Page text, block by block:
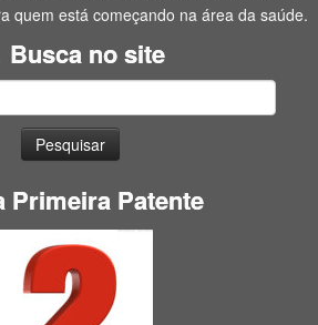
quem está começando na área da saúde.
Busca no site
Primeira Patente